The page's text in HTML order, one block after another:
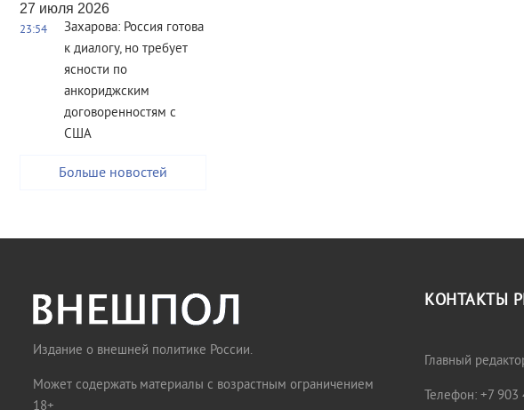
27 июля 2026
23:54
Захарова: Россия готова
к диалогу, но требует
ясности по
анкориджским
договоренностям с
США
Больше новостей
Издание о внешней политике России.
Может содержать материалы с возрастным ограничением
КОНТАКТЫ
Главный
Телефон: +7 903